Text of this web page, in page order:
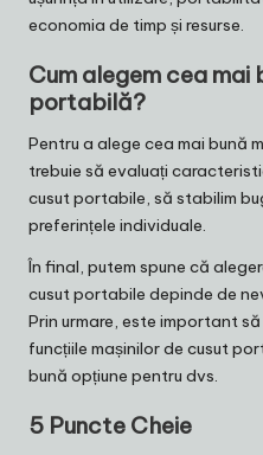
economia de timp și resurse.
Cum alegem cea mai
portabilă?
Pentru a alege cea mai bună
trebuie să evaluați
cusut portabile, să stabilim
preferințele individuale.
În final, putem spune că
cusut portabile depinde de
Prin urmare, este important
funcțiile mașinilor de cusut
bună opțiune pentru dvs.
5 Puncte Cheie